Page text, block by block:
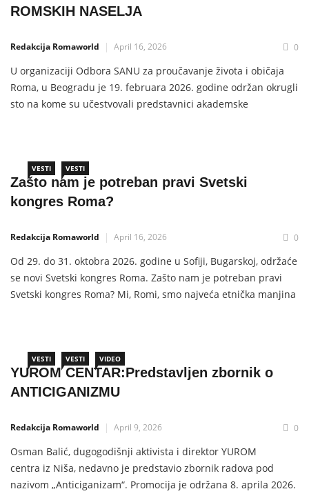
ROMSKIH NASELJA
Redakcija Romaworld April 16, 2026 0
U organizaciji Odbora SANU za proučavanje života i običaja
Roma, u Beogradu je 19. februara 2026. godine održan okrugli
sto na kome su učestvovali predstavnici akademske
preporuke:–
VESTI VESTI
Zašto nam je potreban pravi Svetski
kongres Roma?
Redakcija Romaworld April 16, 2026 0
Od 29. do 31. oktobra 2026. godine u Sofiji, Bugarskoj, održaće
se novi Svetski kongres Roma. Zašto nam je potreban pravi
Svetski kongres Roma? Mi, Romi, smo najveća etnička manjina
neizvesna.
VESTI VESTI VIDEO
YUROM CENTAR:Predstavljen zbornik o
ANTICIGANIZMU
Redakcija Romaworld April 9, 2026 0
Osman Balić, dugogodišnji aktivista i direktor YUROM
centra iz Niša, nedavno je predstavio zbornik radova pod
nazivom „Anticiganizam“. Promocija je održana 8. aprila 2026.